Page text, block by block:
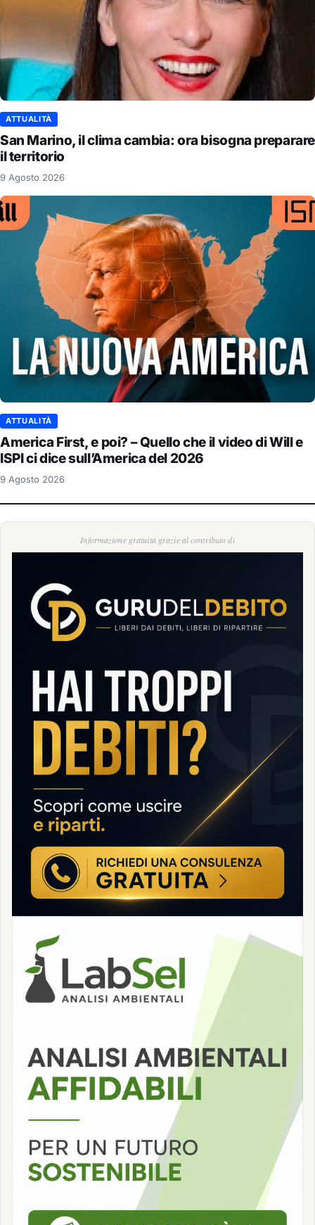
ATTUALITÀ
San Marino, il clima cambia: ora bisogna preparare
il territorio
9 Agosto 2026
ATTUALITÀ
America First, e poi? – Quello che il video di Will e
ISPI ci dice sull’America del 2026
9 Agosto 2026
Informazione gratuita grazie al contributo di